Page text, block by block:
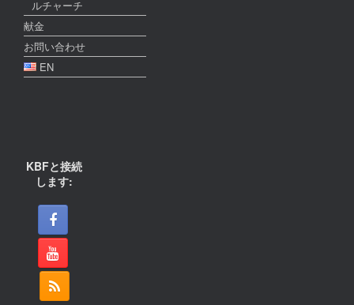
ルチャーチ
献金
お問い合わせ
EN
KBFと接続
します: